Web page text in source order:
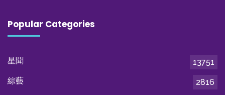
Popular Categories
星聞
13751
綜藝
2816